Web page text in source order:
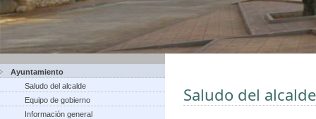
Ayuntamiento
Saludo del alcalde
Equipo de gobierno
Información general
Saludo del alcalde